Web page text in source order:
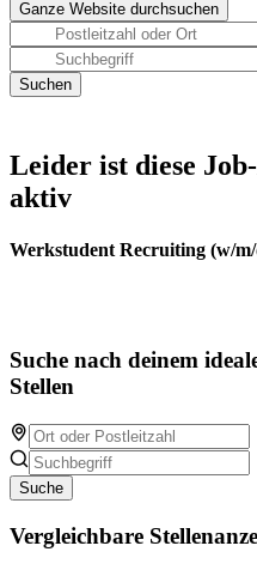
Leider ist diese
aktiv
Werkstudent Recruiting (w/
Suche nach deinem
Stellen
Suche
Vergleichbare